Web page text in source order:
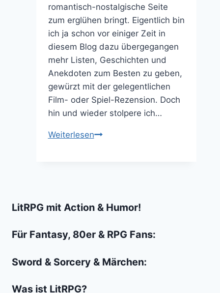
the
Elves
romantisch-nostalgische Seite
zum erglühen bringt. Eigentlich bin
ich ja schon vor einiger Zeit in
diesem Blog dazu übergegangen
mehr Listen, Geschichten und
Anekdoten zum Besten zu geben,
gewürzt mit der gelegentlichen
Film- oder Spiel-Rezension. Doch
hin und wieder stolpere ich…
WeiterlesenHypnotische
Screens
LitRPG mit Action & Humor!
Für Fantasy, 80er & RPG Fans:
Sword & Sorcery & Märchen:
Was ist LitRPG?